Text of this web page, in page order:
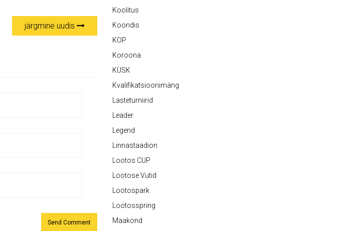
järgmine uudis
Koolitus
Koondis
KOP
Koroona
KÜSK
Kvalifikatsioonimäng
Lasteturniirid
Leader
Legend
Linnastaadion
Lootos CUP
Lootose Vutid
Lootospark
Lootosspring
Maakond